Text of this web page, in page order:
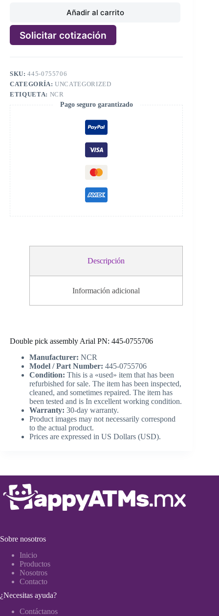
Añadir al carrito
Solicitar cotización
l
e
r
n
t
i
v
e
:
SKU:445-0755706
CATEGORÍA:UNCATEGORIZED
ETIQUETA: NCR
Pago seguro garantizado
Descripción
Información adicional
Double pick assembly Arial PN: 445-0755706
Manufacturer: NCR
Model / Part Number: 445-0755706
Condition: This is a «used» item that has been
refurbished for sale. The item has been inspected,
cleaned, and sometimes repaired. The item has
been tested and is In excellent working condition.
Warranty: 30-day warranty.
Product images may not necessarily correspond
to the actual product.
Prices are expressed in US Dollars (USD).
Sobre nosotros
Inicio
Productos
Nosotros
Contacto
¿Necesitas ayuda?
Contáctanos